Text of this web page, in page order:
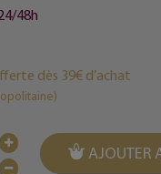
48h
dès 39€ d’achat
AJOUTER